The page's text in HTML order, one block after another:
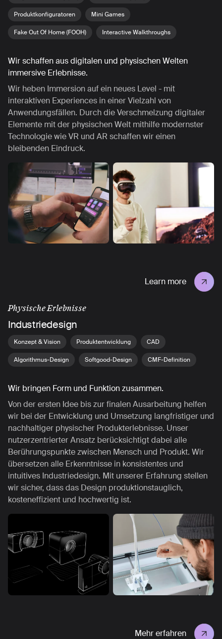
Produktkonfiguratoren Mini Games
Fake Out Of Home (FOOH) Interactive Walkthroughs
Wir schaffen aus digitalen und physischen Welten
immersive Erlebnisse.
Wir heben Immersion auf ein neues Level - mit
interaktiven Experiences in einer Vielzahl von
Anwendungsfällen. Durch die Verschmelzung digitaler
Elemente mit der physischen Welt mithilfe modernster
Technologie wie VR und AR schaffen wir einen
bleibenden Eindruck.
Learn more
Physische Erlebnisse
Industriedesign
Konzept & Vision Produktentwicklung CAD
Algorithmus-Design Softgood-Design CMF-Definition
Wir bringen Form und Funktion zusammen.
Von der ersten Idee bis zur finalen Ausarbeitung helfen
wir bei der Entwicklung und Umsetzung langfristiger und
nachhaltiger physischer Produkterlebnisse. Unser
nutzerzentrierter Ansatz berücksichtigt dabei alle
Berührungspunkte zwischen Mensch und Produkt. Wir
übersetzen alle Erkenntnisse in konsistentes und
intuitives Industriedesign. Mit unserer Erfahrung stellen
wir sicher, dass das Design produktionstauglich,
kosteneffizient und hochwertig ist.
Mehr erfahren